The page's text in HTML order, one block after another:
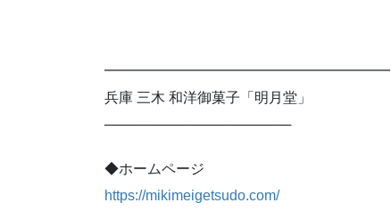
━━━━━━━━━━━━━━━━━━━━
兵庫 三木 和洋御菓子「明月堂」
───────────────────
◆ホームページ
https://mikimeigetsudo.com/